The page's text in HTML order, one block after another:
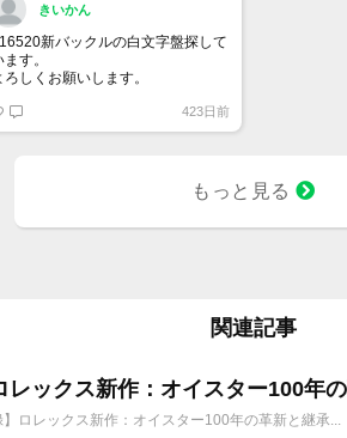
きいかん
新バックルの白文字盤探して
ます。
ろしくお願いします。
423日前
もっと見る
関連記事
レックス新作：オイスター100年
】ロレックス新作：オイスター100年の革新と継承...